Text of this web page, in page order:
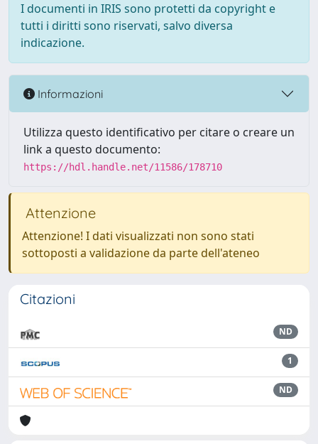
I documenti in IRIS sono protetti da copyright e
tutti i diritti sono riservati, salvo diversa
indicazione.
Informazioni
Utilizza questo identificativo per citare o creare un
link a questo documento:
https://hdl.handle.net/11586/178710
Attenzione
Attenzione! I dati visualizzati non sono stati
sottoposti a validazione da parte dell'ateneo
Citazioni
ND
1
ND